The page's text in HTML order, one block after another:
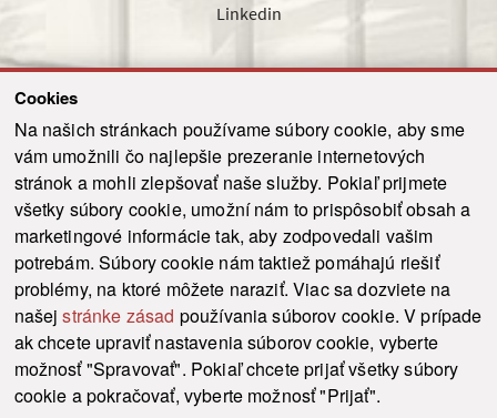
Cookies
Na našich stránkach používame súbory cookie, aby sme
vám umožnili čo najlepšie prezeranie internetových
stránok a mohli zlepšovať naše služby. Pokiaľ prijmete
všetky súbory cookie, umožní nám to prispôsobiť obsah a
marketingové informácie tak, aby zodpovedali vašim
potrebám. Súbory cookie nám taktiež pomáhajú riešiť
problémy, na ktoré môžete naraziť. Viac sa dozviete na
našejstránke zásad používania súborov cookie. V prípade
ak chcete upraviť nastavenia súborov cookie, vyberte
možnosť "Spravovať". Pokiaľ chcete prijať všetky súbory
cookie a pokračovať, vyberte možnosť "Prijať".
Linkedin
Odoslať
© 2021-2026 ku.sk. Všetky práva vyhradené. Ochrana osobných údajov
Vyhlásenie o prístupnosti |
Admin
This site is protected by reCAPTCHA and the Google Privacy Policy and Terms of
Service
apply.